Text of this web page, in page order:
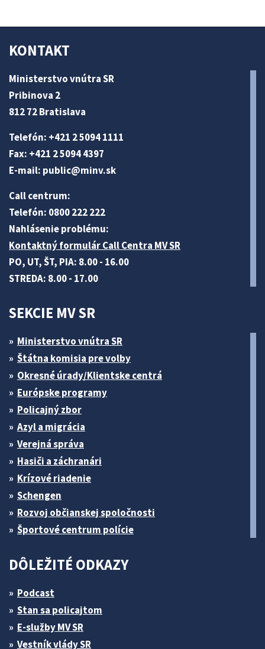
KONTAKT
Ministerstvo vnútra SR
Pribinova 2
812 72 Bratislava
Telefón: +421 2 5094 1111
Fax: +421 2 5094 4397
E-mail: public@minv.sk
Call centrum:
Telefón: 0800 222 222
Nahlásenie problému:
Kontaktný formulár Call Centra MV SR
PO, UT, ŠT, PIA: 8.00 - 16.00
STREDA: 8.00 - 17.00
SEKCIE MV SR
Ministerstvo vnútra SR
Štátna komisia pre volby
Okresné úrady/Klientske centrá
Európske programy
Policajný zbor
Azyl a migrácia
Verejná správa
Hasiči a záchranári
Krízové riadenie
Schengen
Rozvoj občianskej spoločnosti
Športové centrum polície
DÔLEŽITÉ ODKAZY
Podcast
Stan sa policajtom
E-služby MV SR
Vestník vlády SR